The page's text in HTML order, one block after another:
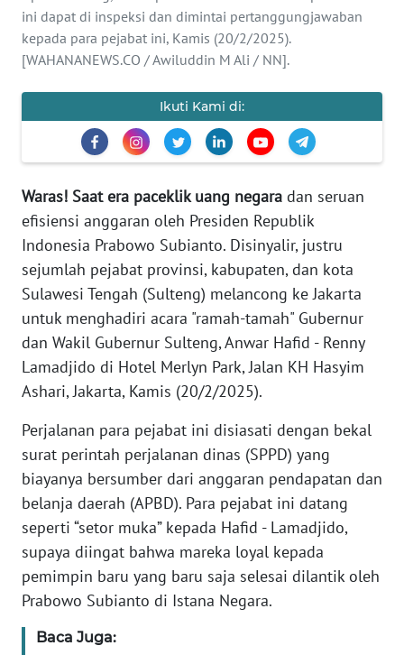
ini dapat di inspeksi dan dimintai pertanggungjawaban
kepada para pejabat ini, Kamis (20/2/2025).
[WAHANANEWS.CO / Awiluddin M Ali / NN].
Ikuti Kami di:
Waras! Saat era paceklik uang negara dan seruan
efisiensi anggaran oleh Presiden Republik
Indonesia Prabowo Subianto. Disinyalir, justru
sejumlah pejabat provinsi, kabupaten, dan kota
Sulawesi Tengah (Sulteng) melancong ke Jakarta
untuk menghadiri acara "ramah-tamah" Gubernur
dan Wakil Gubernur Sulteng, Anwar Hafid - Renny
Lamadjido di Hotel Merlyn Park, Jalan KH Hasyim
Ashari, Jakarta, Kamis (20/2/2025).
Perjalanan para pejabat ini disiasati dengan bekal
surat perintah perjalanan dinas (SPPD) yang
biayanya bersumber dari anggaran pendapatan dan
belanja daerah (APBD). Para pejabat ini datang
seperti “setor muka” kepada Hafid - Lamadjido,
supaya diingat bahwa mareka loyal kepada
pemimpin baru yang baru saja selesai dilantik oleh
Prabowo Subianto di Istana Negara.
Baca Juga:
Informasi
INDEKS
BERITA
IKLAN
TENTANG
KAMI
PEDOMAN
SIBER
REDAKSI
KARIR
DISCLAIMER
Wahana
News
Regional
SUMUT